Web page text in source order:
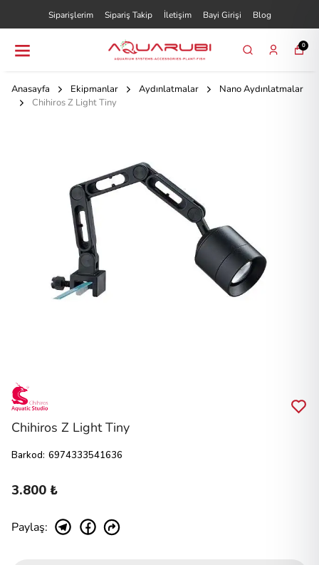
Siparişlerim Sipariş Takip İletişim Bayi Girişi Blog
0
Anasayfa Ekipmanlar Aydınlatmalar
Nano Aydınlatmalar
Chihiros Z Light Tiny
Chihiros Z Light Tiny
Barkod: 6974333541636
3.800 ₺
Paylaş: